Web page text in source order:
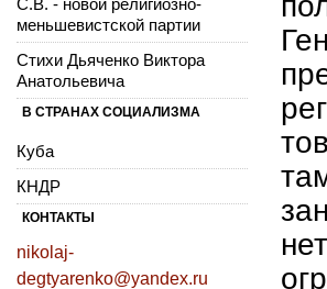
меньшевистской партии
Стихи Дьяченко Виктора
Анатольевича
В СТРАНАХ СОЦИАЛИЗМА
Куба
КНДР
КОНТАКТЫ
nikolaj-
degtyarenko@yandex.ru